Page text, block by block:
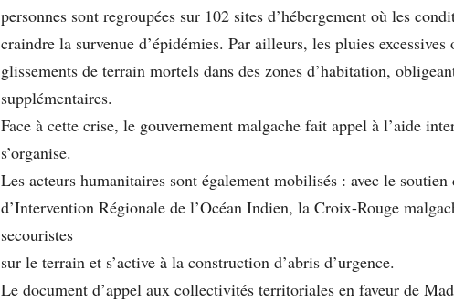
personnes sont regroupées sur 102 sites d’hébergement où les
craindre la survenue d’épidémies. Par ailleurs, les pluies excessives
glissements de terrain mortels dans des zones d’habitation,
supplémentaires.
Face à cette crise, le gouvernement malgache fait appel à l’aide
s’organise.
Les acteurs humanitaires sont également mobilisés : avec le
d’Intervention Régionale de l’Océan Indien, la Croix-Rouge
secouristes
sur le terrain et s’active à la construction d’abris d’urgence.
Le document d’appel aux collectivités territoriales en faveur de